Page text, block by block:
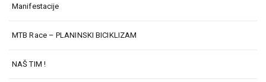
Manifestacije
MTB Race – PLANINSKI BICIKLIZAM
NAŠ TIM !